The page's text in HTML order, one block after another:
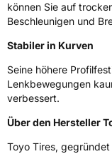
können Sie auf
Beschleunigen und
Stabiler in Kurven
Seine höhere
Lenkbewegungen
verbessert.
Über den Hersteller
Toyo Tires,